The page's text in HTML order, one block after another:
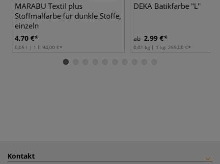
MARABU Textil plus
Stoffmalfarbe für dunkle Stoffe,
einzeln
4,70 €
0,05 l | 1 l: 94,00 €
DEKA Batikfarbe "L"
ab 2,99 €
0,01 kg | 1 kg: 299,00 €
Kontakt